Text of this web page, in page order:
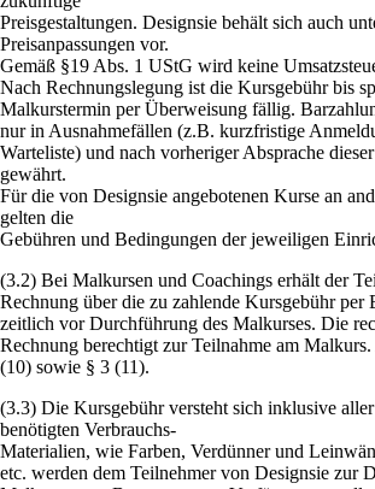
Preisgestaltungen. Designsie behält sich auch
Preisanpassungen vor.
Gemäß §19 Abs. 1 UStG wird keine
Nach Rechnungslegung ist die Kursgebühr bis
Malkurstermin per Überweisung fällig.
nur in Ausnahmefällen (z.B. kurzfristige
Warteliste) und nach vorheriger Absprache
gewährt.
Für die von Designsie angebotenen Kurse an
gelten die
Gebühren und Bedingungen der jeweiligen
(3.2) Bei Malkursen und Coachings erhält der
Rechnung über die zu zahlende Kursgebühr per
zeitlich vor Durchführung des Malkurses. Die
Rechnung berechtigt zur Teilnahme am
(10) sowie § 3 (11).
(3.3) Die Kursgebühr versteht sich inklusive
benötigten Verbrauchs-
Materialien, wie Farben, Verdünner und
etc. werden dem Teilnehmer von Designsie zur